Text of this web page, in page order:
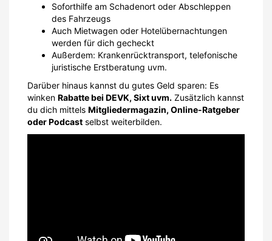
Soforthilfe am Schadenort oder Abschleppen
des Fahrzeugs
Auch Mietwagen oder Hotelübernachtungen
werden für dich gecheckt
Außerdem: Krankenrücktransport, telefonische
juristische Erstberatung uvm.
Darüber hinaus kannst du gutes Geld sparen: Es
winken Rabatte bei DEVK, Sixt uvm. Zusätzlich kannst
du dich mittels Mitgliedermagazin, Online-Ratgeber
oder Podcast selbst weiterbilden.